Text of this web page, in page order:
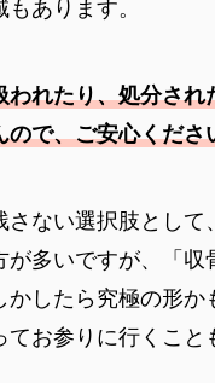
あります。
われたり、処分され
ので、ご安心くださ
さない選択肢として
多いですが、「収
かしたら究極の形か
お参りに行くこと